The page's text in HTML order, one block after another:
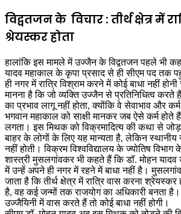
विद्वतजन के विचार : तीर्थ क्षेत्र में
श्रेयस्कर होता
हालांकि इस मामले में उज्जैन के विद्वतजन पहले भी
यादव महाकाल के कृपा प्रसाद से ही सीएम पद
ही नगर में रात्रि विश्राम करने में कोई बाधा नहीं होनी
मानना है कि जो व्यक्ति उज्जैन से प्रतिनिधित्व करते
का प्रभाव लागू नहीं होता, क्योंकि वे सेवाभाव और
भगवान महाकाल को साक्षी मानकर जब ऐसे कर्म होते
लगता। इस मिथक को विक्रमादित्य की कथा से
बाहर के लोगों के लिए यह मान्यता है, लेकिन
नहीं होती। विक्रम विश्वविद्यालय के ज्योतिष विभाग
शास्त्री मुसलगांवकर भी कहते हैं कि डॉ. मोहन
में उन्हें अपने ही नगर में रहने में बाधा नहीं है।
जाता है कि तीर्थ क्षेत्र में रात्रि वास करना
है, वह कई जन्मों तक राजयोग का अधिकारी बनता
उज्जैयिनी में वास करते हैं तो कोई बाधा नहीं होगी।